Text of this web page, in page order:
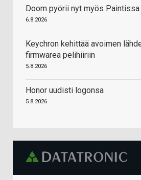
Doom pyörii nyt myös Paintissa
6.8.2026
Keychron kehittää avoimen
firmwarea pelihiiriin
5.8.2026
Honor uudisti logonsa
5.8.2026